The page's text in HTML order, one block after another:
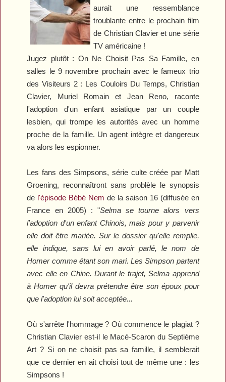
aurait une ressemblance
troublante entre le prochain film
de Christian Clavier et une série
TV américaine !
Jugez plutôt : On Ne Choisit Pas Sa Famille, en
salles le 9 novembre prochain avec le fameux trio
desVisiteurs 2 : Les Couloirs Du Temps, Christian
Clavier, Muriel Romain et Jean Reno, raconte
l'adoption d'un enfant asiatique par un couple
lesbien, qui trompe les autorités avec un homme
proche de la famille. Un agent intègre et dangereux
va alors les espionner.
Les fans des Simpsons, série culte créée par Matt
Groening, reconnaîtront sans problèle le synopsis
de l'épisode Bébé Nem de la saison 16 (diffusée en
France en 2005) : "Selma se tourne alors vers
l'adoption d'un enfant Chinois, mais pour y parvenir
elle doit être mariée. Sur le dossier qu'elle remplie,
elle indique, sans lui en avoir parlé, le nom de
Homer comme étant son mari. Les Simpson partent
avec elle en Chine. Durant le trajet, Selma apprend
à Homer qu'il devra prétendre être son époux pour
que l'adoption lui soit acceptée...
Où s'arrête l'hommage ? Où commence le plagiat ?
Christian Clavier est-il le Macé-Scaron du Septième
Art ? Si on ne choisit pas sa famille, il semblerait
que ce dernier en ait choisi tout de même une : les
Simpsons !